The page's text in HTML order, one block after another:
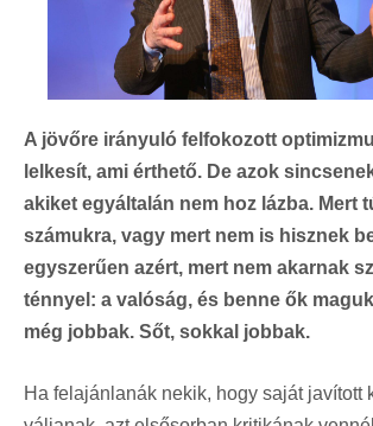
A jövőre irányuló felfokozott
lelkesít, ami érthető. De azok
akiket egyáltalán nem hoz lázba. Mert
számukra, vagy mert nem is hisznek
egyszerűen azért, mert nem akarnak
ténnyel: a valóság, és benne ők
még jobbak. Sőt, sokkal jobbak.
Ha felajánlanák nekik, hogy saját javított